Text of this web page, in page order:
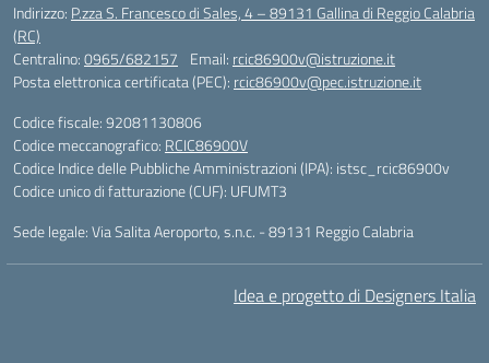
Indirizzo: P.zza S. Francesco di Sales, 4 – 89131 Gallina di Reggio Calabria
(RC)
Centralino:0965/682157 Email: rcic86900v@istruzione.it
Posta elettronica certificata (PEC): rcic86900v@pec.istruzione.it
Codice fiscale: 92081130806
Codice meccanografico: RCIC86900V
Codice Indice delle Pubbliche Amministrazioni (IPA): istsc_rcic86900v
Codice unico di fatturazione (CUF): UFUMT3
Sede legale: Via Salita Aeroporto, s.n.c. - 89131 Reggio Calabria
Idea e progetto di Designers Italia